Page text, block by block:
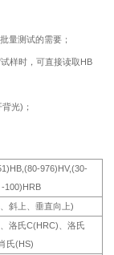
量测试的需要；
样时，可直接读取HB
光)；
976)HV,(30-
100)HRB
斜上、垂直向上)
洛氏C(HRC)、洛氏
氏(HS)